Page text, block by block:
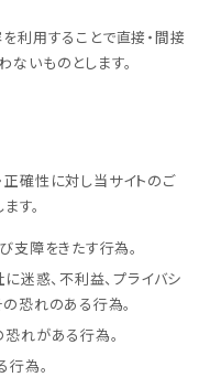
利用することで直接・間接
いものとします。
確性に対し当サイトのご
す。
支障をきたす行為。
迷惑、不利益、プライバシ
恐れのある行為。
れがある行為。
行為。